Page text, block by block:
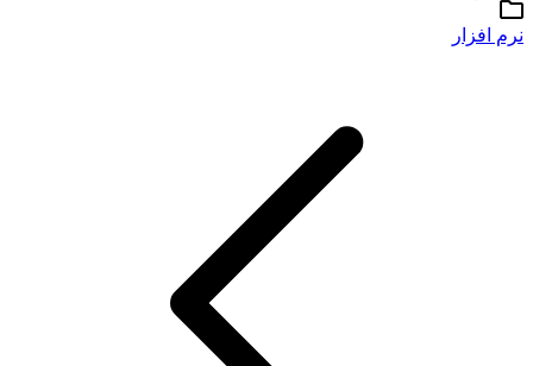
نرم افزار